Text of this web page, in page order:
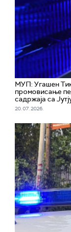
МУП: Угашен
промовисање
садржаја са
20. 07. 2026.